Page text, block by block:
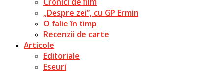
„Despre zei”, cu GP Ermin
O falie în timp
Recenzii de carte
Articole
Editoriale
Eseuri